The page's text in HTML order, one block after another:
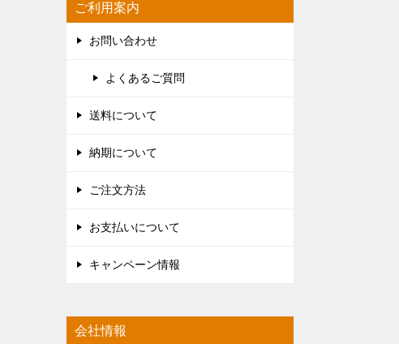
ご利用案内
お問い合わせ
よくあるご質問
送料について
納期について
ご注文方法
お支払いについて
キャンペーン情報
会社情報